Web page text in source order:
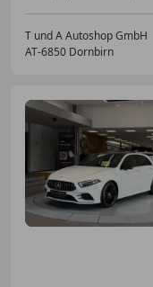
T und A Autoshop GmbH
AT-6850 Dornbirn